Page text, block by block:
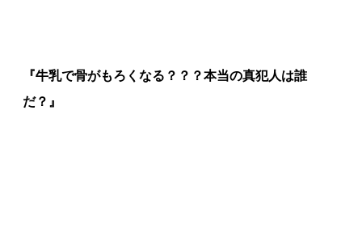
『牛乳で骨がもろくなる？？？本当の真犯人は誰
だ？』